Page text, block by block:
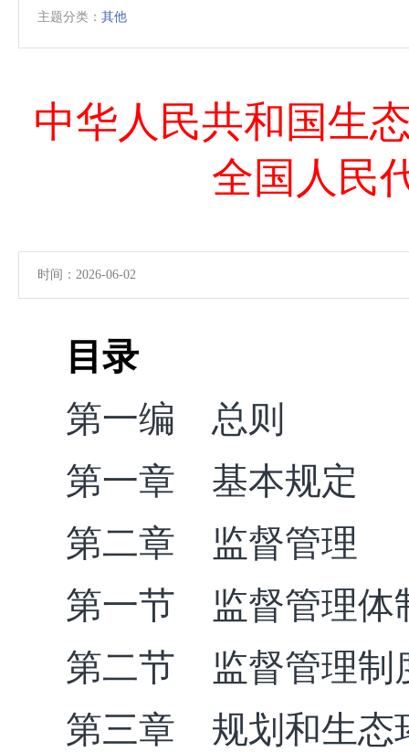
主题分类： 其他
中华人民共和国生
全国人民
时间：2026-06-02
目录
第一编 总则
第一章 基本规定
第二章 监督管理
第一节 监督管理体
第二节 监督管理制
第三章 规划和生态